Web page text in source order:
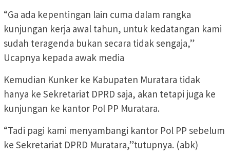
“Ga ada kepentingan lain cuma dalam rangka
kunjungan kerja awal tahun, untuk kedatangan kami
sudah teragenda bukan secara tidak sengaja,”
Ucapnya kepada awak media
Kemudian Kunker ke Kabupaten Muratara tidak
hanya ke Sekretariat DPRD saja, akan tetapi juga ke
kunjungan ke kantor Pol PP Muratara.
“Tadi pagi kami menyambangi kantor Pol PP sebelum
ke Sekretariat DPRD Muratara,”tutupnya. (abk)